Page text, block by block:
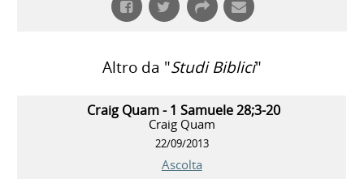
Altro da "Studi Biblici"
Craig Quam - 1 Samuele 28;3-20
Craig Quam
22/09/2013
Ascolta